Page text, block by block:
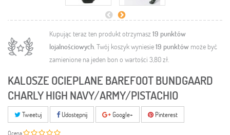
Kupując teraz ten produkt otrzymasz 19 punktów
lojalnościowych. Twój koszyk wyniesie19 punktów może być
zamienione na jeden bon o wartości 3,80 zł.
KALOSZE OCIEPLANE BAREFOOT BUNDGAARD
CHARLY HIGH NAVY/ARMY/PISTACHIO
Tweetuj Udostępnij Google+ Pinterest
Ocena